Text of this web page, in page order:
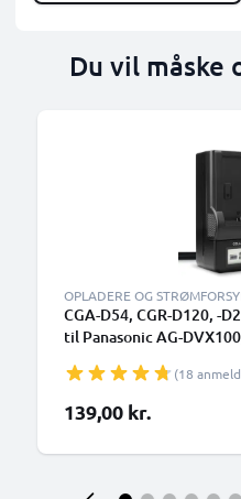
Du vil måske
OPLADERE OG
CGA-D54, CGR-D120, -
til Panasonic AG-
CELLONIC
(18
139,00 kr.